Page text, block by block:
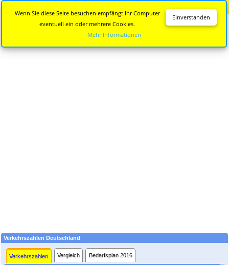
Verkehrszahlen Deutschland
Verkehrszahlen Vergleich Bedarfsplan 2016
Einverstanden
Wenn Sie diese Seite besuchen empfängt Ihr Computer
eventuell ein oder mehrere Cookies.
Mehr Informationen